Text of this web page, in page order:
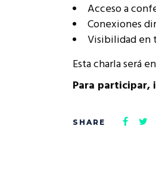
Acceso a
Conexiones
Visibilidad en
Esta charla será
Para participar,